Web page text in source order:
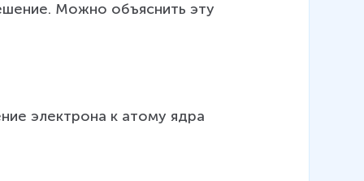
Можно объяснить эту
электрона к атому ядра